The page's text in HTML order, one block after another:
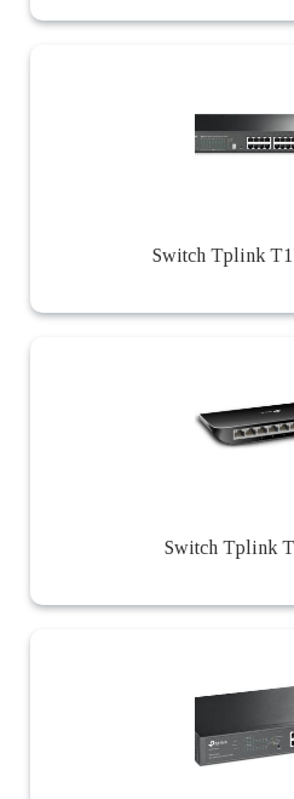
Switch Tplink
Switch Tplink